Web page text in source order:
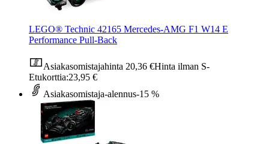
LEGO® Technic 42165 Mercedes-AMG F1 W14 E
Performance Pull-Back
Asiakasomistajahinta 20,36 €Hinta ilman S-
Etukorttia:23,95 €
Asiakasomistaja-alennus-15 %